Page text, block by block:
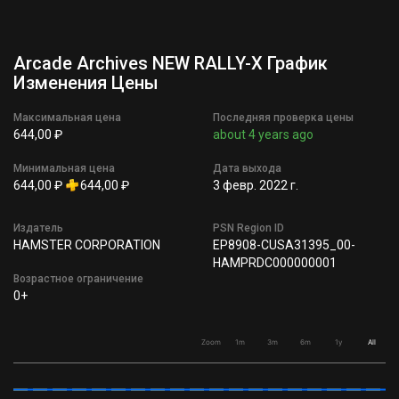
Arcade Archives NEW RALLY-X График
Изменения Цены
Максимальная цена
644,00 ₽
Минимальная цена
644,00 ₽ 644,00 ₽
Последняя проверка цены
about 4 years ago
Дата выхода
3 февр. 2022 г.
Издатель
HAMSTER CORPORATION
Возрастное ограничение
0+
PSN Region ID
EP8908-CUSA31395_00-
HAMPRDC000000001
Zoom 1m 3m 6m 1y All